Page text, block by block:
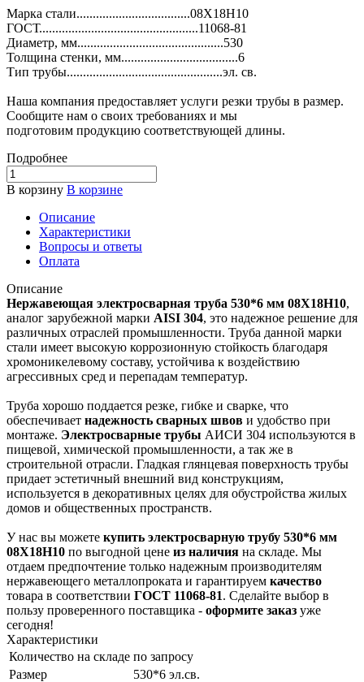
Марка стали...................................08Х18Н10
ГОСТ.................................................11068-81
Диаметр, мм.............................................530
Толщина стенки, мм....................................6
Тип трубы................................................эл. св.
Наша компания предоставляет услуги резки трубы в размер.
Сообщите нам о своих требованиях и мы
подготовим продукцию соответствующей длины.
Подробнее
В корзину В корзине
Описание
Характеристики
Вопросы и ответы
Оплата
Описание
Нержавеющая электросварная труба 530*6 мм 08Х18Н10,
аналог зарубежной марки AISI 304, это надежное решение для
различных отраслей промышленности. Труба данной марки
стали имеет высокую коррозионную стойкость благодаря
хромоникелевому составу, устойчива к воздействию
агрессивных сред и перепадам температур.
Труба хорошо поддается резке, гибке и сварке, что
обеспечивает надежность сварных швов и удобство при
монтаже. Электросварные трубы АИСИ 304 используются в
пищевой, химической промышленности, а так же в
строительной отрасли. Гладкая глянцевая поверхность трубы
придает эстетичный внешний вид конструкциям,
используется в декоративных целях для обустройства жилых
домов и общественных пространств.
У нас вы можете купить электросварную трубу 530*6 мм
08Х18Н10 по выгодной цене из наличия на складе. Мы
отдаем предпочтение только надежным производителям
нержавеющего металлопроката и гарантируем качество
товара в соответствии ГОСТ 11068-81. Сделайте выбор в
пользу проверенного поставщика - оформите заказ уже
сегодня!
Характеристики
Количество на складе по запросу
Размер
530*6 эл.св.